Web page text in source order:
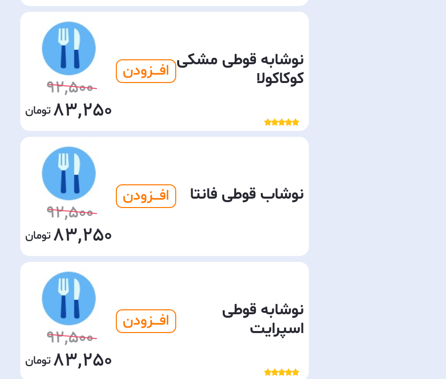
نوشابه قوطی مشکی
کوکاکولا
افـــزودن
92,500
83,250
نوشاب قوطی فانتا افـــزودن
92,500
83,250
نوشابه قوطی
اسپرایت
افـــزودن
92,500
83,250